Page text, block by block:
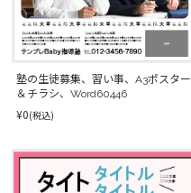
塾の生徒募集、習い事、A3ポスター
＆チラシ、Word60446
¥0(税込)